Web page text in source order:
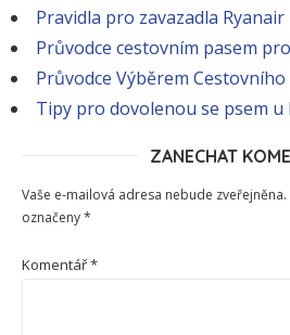
Pravidla pro zavazadla Ryanair
Průvodce cestovním pasem
Průvodce Výběrem
Tipy pro dovolenou se psem
ZANECHAT
Vaše e-mailová adresa nebude zveřejněna.
označeny*
Komentář*